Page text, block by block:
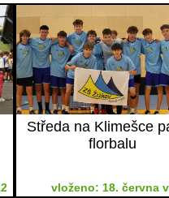
Středa na Klimešce
florbalu
vloženo: 18. června